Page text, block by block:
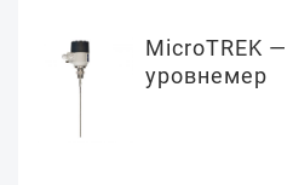
MicroTREK
уровнемер